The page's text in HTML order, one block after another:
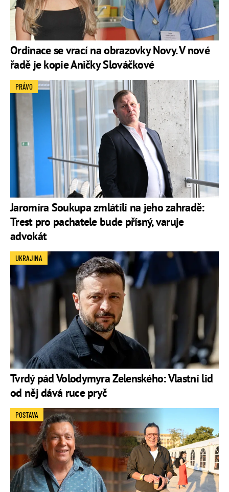
Ordinace se vrací na obrazovky Novy. V nové
řadě je kopie Aničky Slováčkové
Jaromíra Soukupa zmlátili na jeho zahradě:
Trest pro pachatele bude přísný, varuje
advokát
PRÁVO
Tvrdý pád Volodymyra Zelenského: Vlastní lid
od něj dává ruce pryč
UKRAJINA
POSTAVA